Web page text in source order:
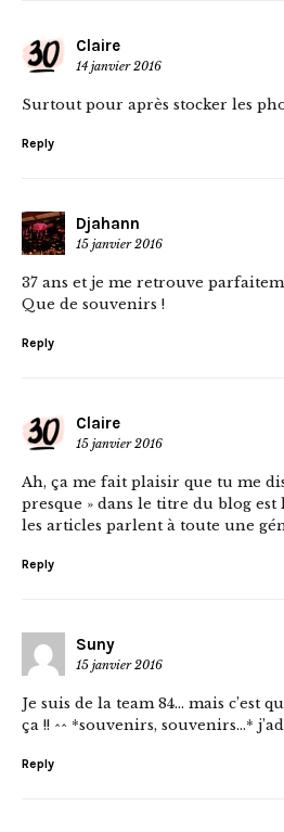
Claire
14 janvier 2016
Surtout pour après stocker les
Reply
Djahann
15 janvier 2016
37 ans et je me retrouve
Que de souvenirs !
Reply
Claire
15 janvier 2016
Ah, ça me fait plaisir que tu me
presque » dans le titre du blog
les articles parlent à toute une
Reply
Suny
15 janvier 2016
Je suis de la team 84… mais c’est
ça !! ^^ *souvenirs, souvenirs…*
Reply